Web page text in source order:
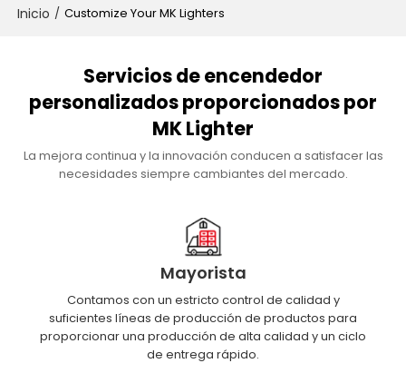
Inicio / Customize Your MK Lighters
Servicios de encendedor
personalizados proporcionados por
MK Lighter
La mejora continua y la innovación conducen a satisfacer las
necesidades siempre cambiantes del mercado.
Mayorista
Contamos con un estricto control de calidad y
suficientes líneas de producción de productos para
proporcionar una producción de alta calidad y un ciclo
de entrega rápido.